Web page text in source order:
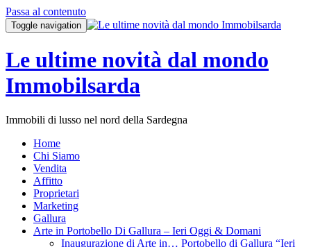
Passa al contenuto
Toggle navigation
Le ultime novità dal mondo
Immobilsarda
Immobili di lusso nel nord della Sardegna
Home
Chi Siamo
Vendita
Affitto
Proprietari
Marketing
Gallura
Arte in Portobello Di Gallura – Ieri Oggi & Domani
Inaugurazione di Arte in… Portobello di Gallura “Ieri